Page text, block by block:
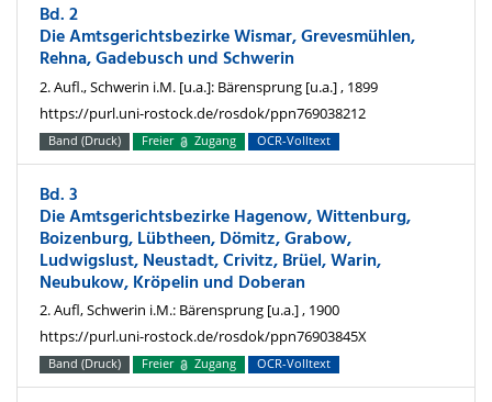
Bd. 2
Die Amtsgerichtsbezirke Wismar, Grevesmühlen,
Rehna, Gadebusch und Schwerin
2. Aufl., Schwerin i.M. [u.a.]: Bärensprung [u.a.] , 1899
https://purl.uni-rostock.de/rosdok/ppn769038212
Band (Druck) Freier Zugang OCR-Volltext
Bd. 3
Die Amtsgerichtsbezirke Hagenow, Wittenburg,
Boizenburg, Lübtheen, Dömitz, Grabow,
Ludwigslust, Neustadt, Crivitz, Brüel, Warin,
Neubukow, Kröpelin und Doberan
2. Aufl, Schwerin i.M.: Bärensprung [u.a.] , 1900
https://purl.uni-rostock.de/rosdok/ppn76903845X
Band (Druck) Freier Zugang OCR-Volltext